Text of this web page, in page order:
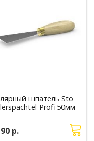
шпатель Sto
Profi 50мм
р.